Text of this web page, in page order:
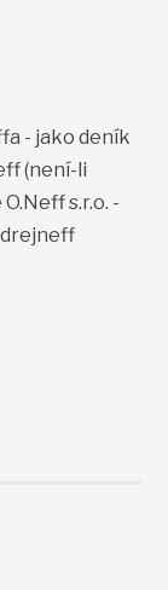
- jako deník
(není-li
s.r.o. -